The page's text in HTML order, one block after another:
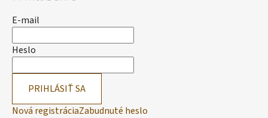
E-mail
Heslo
PRIHLÁSIŤ SA
Nová registráciaZabudnuté heslo